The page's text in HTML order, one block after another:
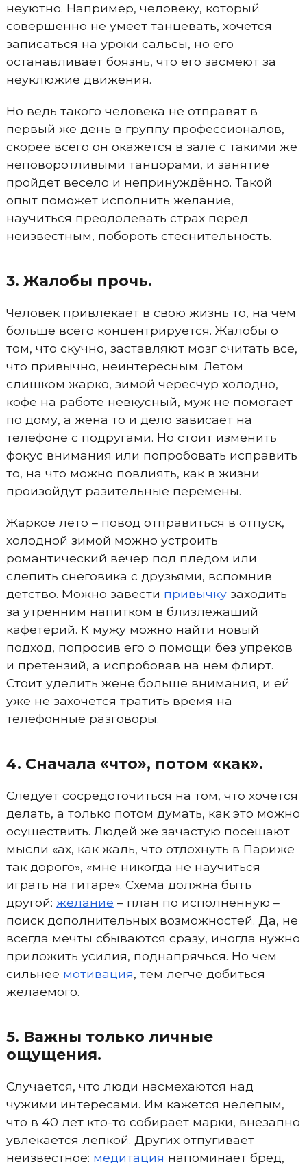
неуютно. Например, человеку, который
совершенно не умеет танцевать, хочется
записаться на уроки сальсы, но его
останавливает боязнь, что его засмеют за
неуклюжие движения.
Но ведь такого человека не отправят в
первый же день в группу профессионалов,
скорее всего он окажется в зале с такими же
неповоротливыми танцорами, и занятие
пройдет весело и непринуждённо. Такой
опыт поможет исполнить желание,
научиться преодолевать страх перед
неизвестным, побороть стеснительность.
3. Жалобы прочь.
Человек привлекает в свою жизнь то, на чем
больше всего концентрируется. Жалобы о
том, что скучно, заставляют мозг считать все,
что привычно, неинтересным. Летом
слишком жарко, зимой чересчур холодно,
кофе на работе невкусный, муж не помогает
по дому, а жена то и дело зависает на
телефоне с подругами. Но стоит изменить
фокус внимания или попробовать исправить
то, на что можно повлиять, как в жизни
произойдут разительные перемены.
Жаркое лето – повод отправиться в отпуск,
холодной зимой можно устроить
романтический вечер под пледом или
слепить снеговика с друзьями, вспомнив
детство. Можно завести привычкузаходить
за утренним напитком в близлежащий
кафетерий. К мужу можно найти новый
подход, попросив его о помощи без упреков
и претензий, а испробовав на нем флирт.
Стоит уделить жене больше внимания, и ей
уже не захочется тратить время на
телефонные разговоры.
4. Сначала «что», потом «как».
Следует сосредоточиться на том, что хочется
делать, а только потом думать, как это можно
осуществить. Людей же зачастую посещают
мысли «ах, как жаль, что отдохнуть в Париже
так дорого», «мне никогда не научиться
играть на гитаре». Схема должна быть
другой: желание – план по исполненную –
поиск дополнительных возможностей. Да, не
всегда мечты сбываются сразу, иногда нужно
приложить усилия, поднапрячься. Но чем
сильнее мотивация, тем легче добиться
желаемого.
5. Важны только личные
ощущения.
Случается, что люди насмехаются над
чужими интересами. Им кажется нелепым,
что в 40 лет кто-то собирает марки, внезапно
увлекается лепкой. Других отпугивает
неизвестное: медитация напоминает бред,